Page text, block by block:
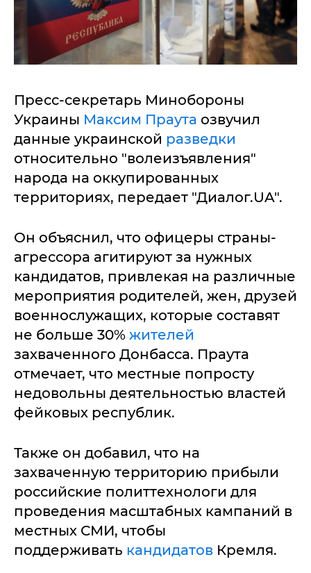
Пресс-секретарь Минобороны
Украины Максим Праута озвучил
данные украинской разведки
относительно "волеизъявления"
народа на оккупированных
территориях, передает "Диалог.UA".
Он объяснил, что офицеры страны-
агрессора агитируют за нужных
кандидатов, привлекая на различные
мероприятия родителей, жен, друзей
военнослужащих, которые составят
не больше 30% жителей
захваченного Донбасса. Праута
отмечает, что местные попросту
недовольны деятельностью властей
фейковых республик.
Также он добавил, что на
захваченную территорию прибыли
российские политтехнологи для
проведения масштабных кампаний в
местных СМИ, чтобы
поддерживать кандидатов Кремля.